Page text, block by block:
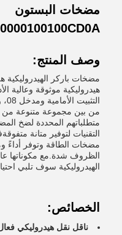
مضخات البستون
وصف المنتج:
مضخات باركر
من بين مجموعة متنوعة من
متطلباتهم المحددة لضخ
التقنيات لتوفير متانة
مضخات الطاقة وتوفر أداءً
الظروف شدة.مع مكوناتها
الهيدروليكية سوف تلبي
الخصائص:
ناقل نقل هيدروليكي